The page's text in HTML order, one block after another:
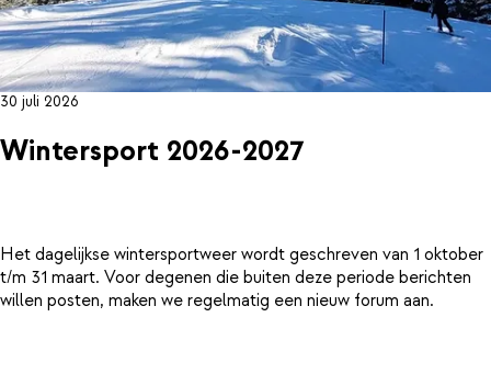
30 juli 2026
Wintersport 2026-2027
Het dagelijkse wintersportweer wordt geschreven van 1 oktober
t/m 31 maart. Voor degenen die buiten deze periode berichten
willen posten, maken we regelmatig een nieuw forum aan.